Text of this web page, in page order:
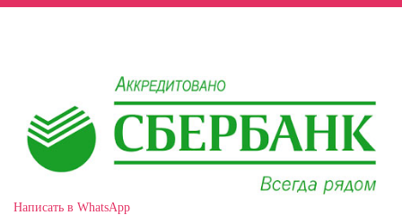
Написать в WhatsApp